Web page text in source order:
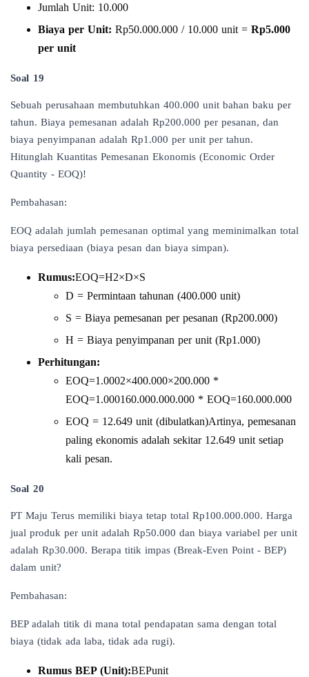
Jumlah Unit: 10.000
Biaya per Unit: Rp50.000.000 / 10.000 unit = Rp5.000
per unit
Soal 19
Sebuah perusahaan membutuhkan 400.000 unit bahan baku per
tahun. Biaya pemesanan adalah Rp200.000 per pesanan, dan
biaya penyimpanan adalah Rp1.000 per unit per tahun.
Hitunglah Kuantitas Pemesanan Ekonomis (Economic Order
Quantity - EOQ)!
Pembahasan:
EOQ adalah jumlah pemesanan optimal yang meminimalkan total
biaya persediaan (biaya pesan dan biaya simpan).
Rumus:EOQ=H2×D×S​​
D = Permintaan tahunan (400.000 unit)
S = Biaya pemesanan per pesanan (Rp200.000)
H = Biaya penyimpanan per unit (Rp1.000)
Perhitungan:
EOQ=1.0002×400.000×200.000​​ *
EOQ=1.000160.000.000.000​​ * EOQ=160.000.000​
EOQ = 12.649 unit (dibulatkan)Artinya, pemesanan
paling ekonomis adalah sekitar 12.649 unit setiap
kali pesan.
Soal 20
PT Maju Terus memiliki biaya tetap total Rp100.000.000. Harga
jual produk per unit adalah Rp50.000 dan biaya variabel per unit
adalah Rp30.000. Berapa titik impas (Break-Even Point - BEP)
dalam unit?
Pembahasan:
BEP adalah titik di mana total pendapatan sama dengan total
biaya (tidak ada laba, tidak ada rugi).
Rumus BEP (Unit):BEPunit​